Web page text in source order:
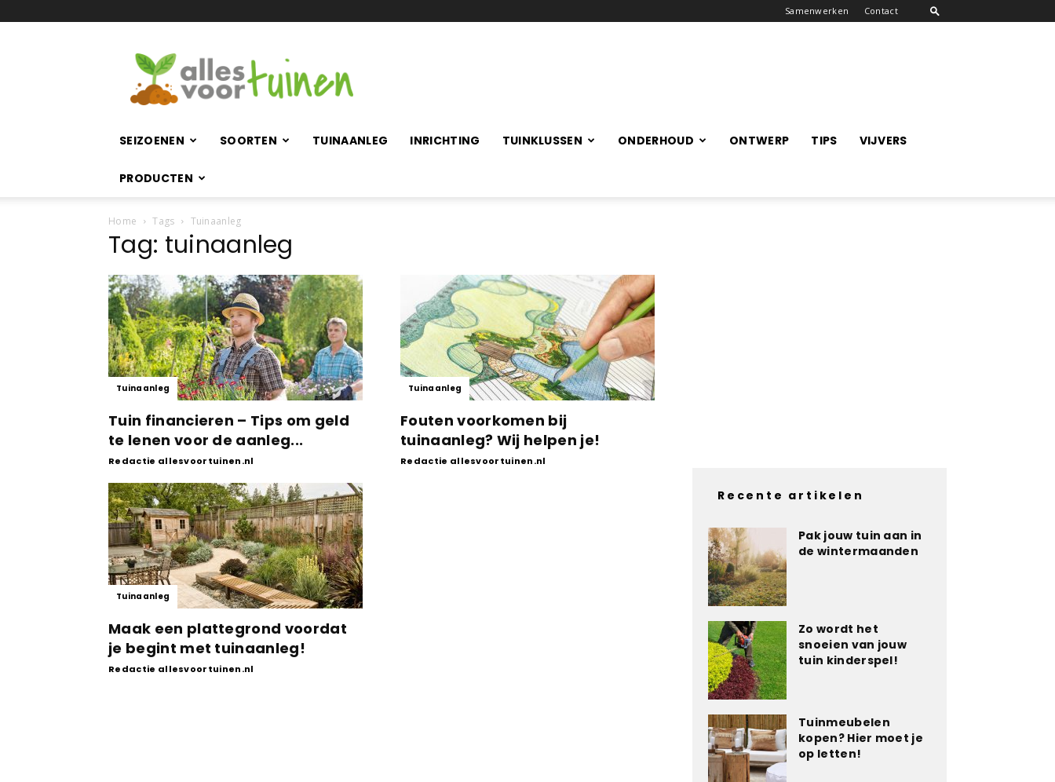
Samenwerken Contact
SEIZOENEN SOORTEN TUINAANLEG INRICHTING TUINKLUSSEN ONDERHOUD ONTWERP TIPS VIJVERS
PRODUCTEN
Home Tags Tuinaanleg
Tag: tuinaanleg
Tuinaanleg
Tuin financieren – Tips om geld
te lenen voor de aanleg...
Redactie allesvoortuinen.nl
Tuinaanleg
Fouten voorkomen bij
tuinaanleg? Wij helpen je!
Redactie allesvoortuinen.nl
Tuinaanleg
Maak een plattegrond voordat
je begint met tuinaanleg!
Redactie allesvoortuinen.nl
Recente artikelen
Pak jouw tuin aan in
de wintermaanden
Zo wordt het
snoeien van jouw
tuin kinderspel!
Tuinmeubelen
kopen? Hier moet je
op letten!